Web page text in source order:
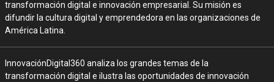
transformación digital e innovación empresarial. Su misión es
difundir la cultura digital y emprendedora en las organizaciones de
América Latina.
InnovaciónDigital360 analiza los grandes temas de la
transformación digital e ilustra las oportunidades de innovación